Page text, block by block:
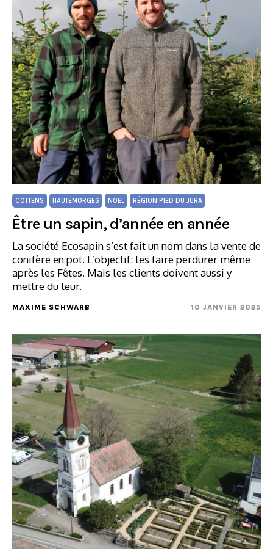
COTTENS HAUTEMORGES NOËL RÉGION PIED DU JURA
Être un sapin, d’année en année
La société Ecosapin s’est fait un nom dans la vente de
conifère en pot. L’objectif: les faire perdurer même
après les Fêtes. Mais les clients doivent aussi y
mettre du leur.
MAXIME SCHWARB 10 JANVIER 2025